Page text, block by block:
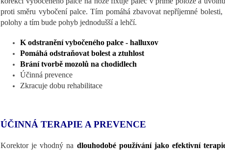
proti směru vybočení palce. Tím pomáhá zbavovat nepříjemné
polohy a tím bude pohyb jednodušší a lehčí.
K odstranění vybočeného palce - halluxov
Pomáhá odstraňovat bolest a ztuhlost
Brání tvorbě mozolů na chodidlech
Účinná prevence
Zkracuje dobu rehabilitace
ÚČINNÁ TERAPIE A PREVENCE
Korektor je vhodný na dlouhodobé používání jako efektivní